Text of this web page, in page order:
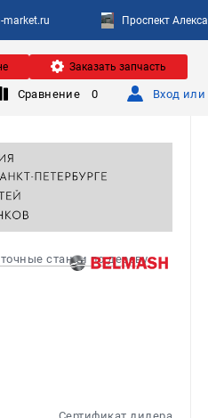
market.ru Проспект
Заказать запчасть
Сравнение 0 Вход или
станки по дереву